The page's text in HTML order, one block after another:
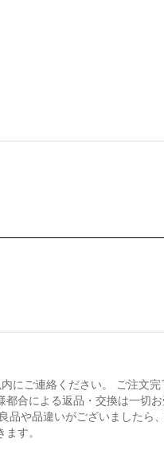
にご連絡ください。 ご注文完
都合による返品・交換は一切
品や品違いがございましたら
す。